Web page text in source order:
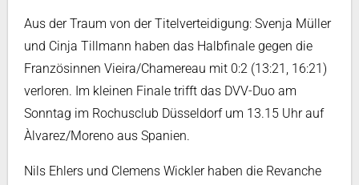
Aus der Traum von der Titelverteidigung: Svenja Müller
und Cinja Tillmann haben das Halbfinale gegen die
Französinnen Vieira/Chamereau mit 0:2 (13:21, 16:21)
verloren. Im kleinen Finale trifft das DVV-Duo am
Sonntag im Rochusclub Düsseldorf um 13.15 Uhr auf
Àlvarez/Moreno aus Spanien.
Nils Ehlers und Clemens Wickler haben die Revanche